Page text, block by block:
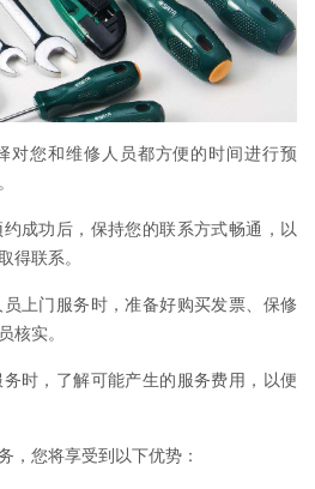
对您和维修人员都方便的时间进行预
成功后，保持您的联系方式畅通，以
得联系。
上门服务时，准备好购买发票、保修
核实。
时，了解可能产生的服务费用，以便
，您将享受到以下优势：